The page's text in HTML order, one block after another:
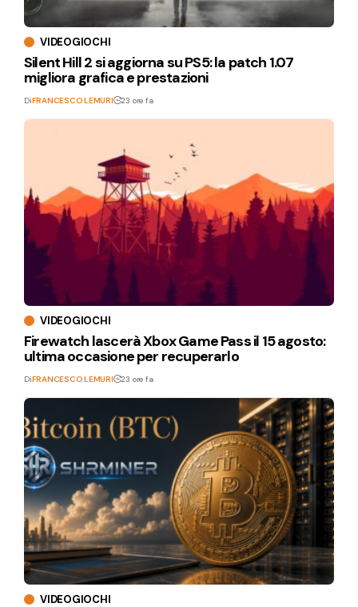
VIDEOGIOCHI
Silent Hill 2 si aggiorna su PS5: la patch 1.07
migliora grafica e prestazioni
DiFRANCESCO LEMURI 23 ore fa
VIDEOGIOCHI
Firewatch lascerà Xbox Game Pass il 15 agosto:
ultima occasione per recuperarlo
DiFRANCESCO LEMURI 23 ore fa
VIDEOGIOCHI